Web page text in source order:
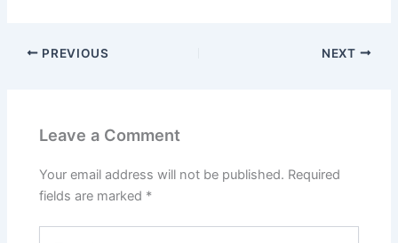
PREVIOUS NEXT
Leave a Comment
Your email address will not be published. Required
fields are marked *